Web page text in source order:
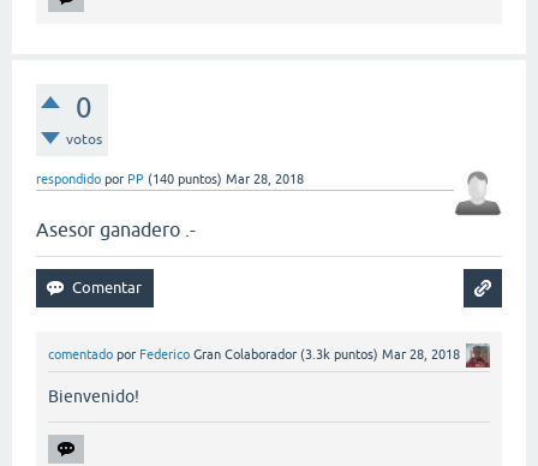
0
votos
respondido por PP (140 puntos) Mar 28, 2018
Asesor ganadero .-
comentado por Federico Gran Colaborador (3.3k puntos) Mar 28, 2018
Bienvenido!